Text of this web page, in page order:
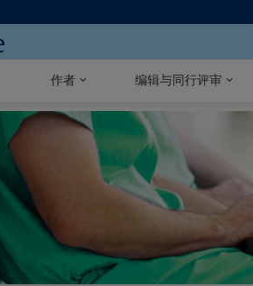
作者 编辑与同行评审